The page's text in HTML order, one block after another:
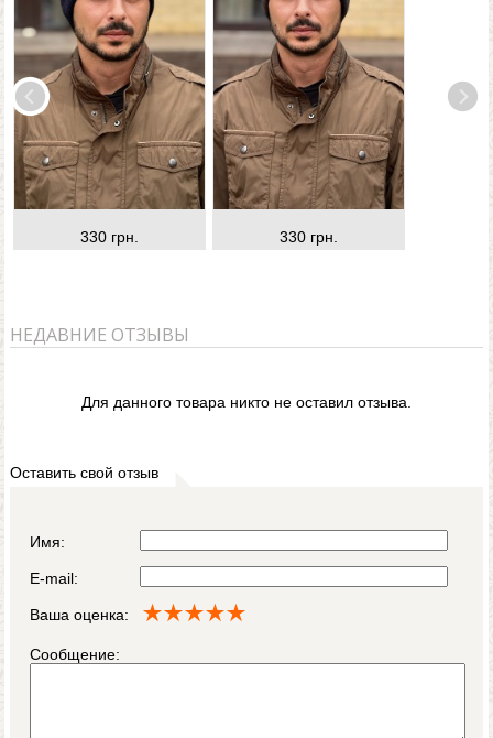
330 грн. 330 грн.
НЕДАВНИЕ ОТЗЫВЫ
Для данного товара никто не оставил отзыва.
Оставить свой отзыв
Имя:
E-mail:
Ваша оценка:
Сообщение: